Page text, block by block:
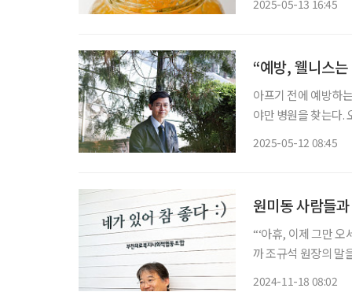
2025-05-13 16:45
“예방, 웰니스
아프기 전에 예방하
야만 병원을 찾는다.
2025-05-12 08:45
원미동 사람들
“‘아휴, 이제 그만
까 조규석 원장의 말
2024-11-18 08:02